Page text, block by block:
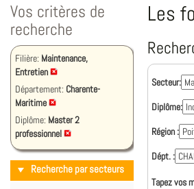
Vos critères de
recherche
Filière: Maintenance,
Entretien
Département: Charente-
Maritime
Diplôme: Master 2
professionnel
Recherche par secteurs
Les
Secteur:
Diplôme:
Région :
Dépt. :
Tapez vos